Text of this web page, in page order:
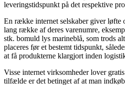
leveringstidspunkt på det respektive
En række internet selskaber giver løfte
lang række af deres varenumre,
stk. bomuld lys marineblå, som trods
placeres før et bestemt tidspunkt,
at få produkterne klargjort inden
Visse internet virksomheder lover
tilfælde er det betinget af at man